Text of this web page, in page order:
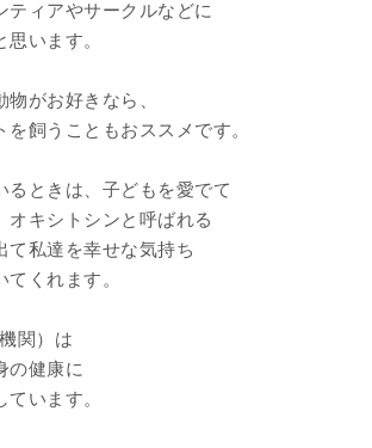
ティアやサークルなどに
思います。
物がお好きなら、
を飼うこともおススメです。
るときは、子どもを愛でて
オキシトシンと呼ばれる
て私達を幸せな気持ち
くれます。
関）は
の健康に
います。